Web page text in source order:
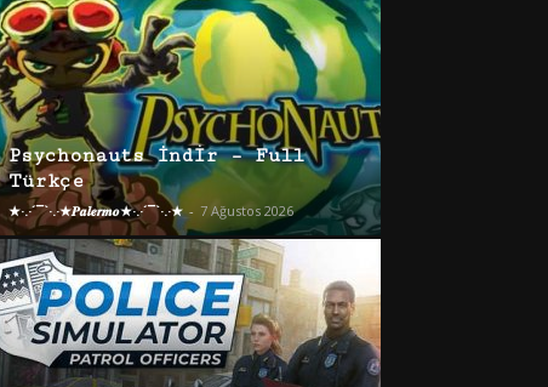
Psychonauts İndir – Full
Türkçe
★·.·´¯`·.·★𝑷𝒂𝒍𝒆𝒓𝒎𝒐★·.·´¯`·.·★ - 7 Ağustos 2026